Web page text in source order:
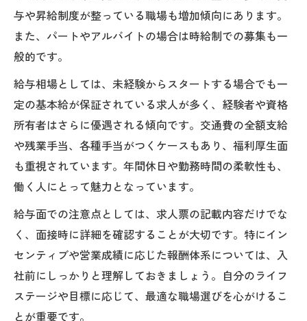
与や昇給制度が整っている職場も増加傾向にあります。
また、パートやアルバイトの場合は時給制での募集も一
般的です。
給与相場としては、未経験からスタートする場合でも一
定の基本給が保証されている求人が多く、経験者や資格
所有者はさらに優遇される傾向です。交通費の全額支給
や残業手当、各種手当がつくケースもあり、福利厚生面
も重視されています。年間休日や勤務時間の柔軟性も、
働く人にとって魅力となっています。
給与面での注意点としては、求人票の記載内容だけでな
く、面接時に詳細を確認することが大切です。特にイン
センティブや営業成績に応じた報酬体系については、入
社前にしっかりと理解しておきましょう。自分のライフ
ステージや目標に応じて、最適な職場選びを心がけるこ
とが重要です。